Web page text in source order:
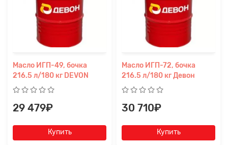
Масло ИГП-49, бочка
216.5 л/180 кг DEVON
29 479₽
Купить
Масло ИГП-72, бочка
216.5 л/180 кг Девон
30 710₽
Купить